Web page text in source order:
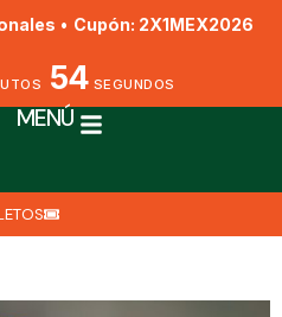
• Cupón: 2X1MEX2026
54 SEGUNDOS
MENÚ